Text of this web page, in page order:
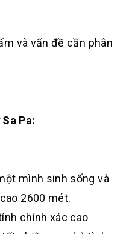
và vấn đề cần phân
Pa:
mình sinh sống và
2600 mét.
chính xác cao